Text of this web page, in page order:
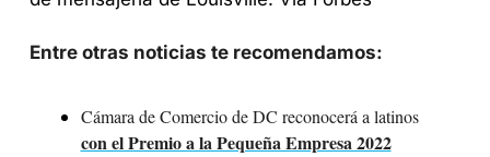
Entre otras noticias te recomendamos:
Cámara de Comercio de DC reconocerá a latinos
con el Premio a la Pequeña Empresa 2022